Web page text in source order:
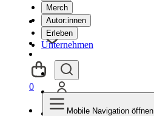
Merch
Autor:innen
Erleben
Unternehmen
0
Mobile Navigation öffnen